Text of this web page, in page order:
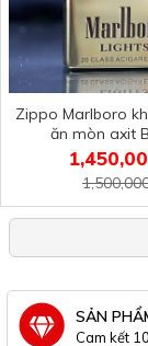
Zippo Marlboro
ăn mòn axit
SẢN
Cam kết